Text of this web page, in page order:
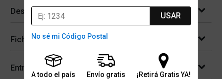
USAR
No sé mi Código Postal
A todo el país Envío gratis ¡Retirá Gratis YA!
Descripción
Ficha técnica
Entregas